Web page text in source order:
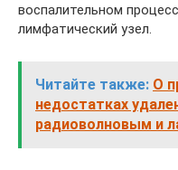
воспалительном
лимфатический узел.
Читайте также: О
недостатках
радиоволновым и